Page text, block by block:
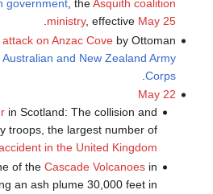
government, theAsquith coalition
ministry, effective May 25
.
on Anzac Coveby Ottoman
Australian and New Zealand Army
Corps
May 22
in Scotland: The collision and
troops, the largest number of
in the United Kingdom
of theCascade Volcanoes in
an ash plume 30,000 feet in